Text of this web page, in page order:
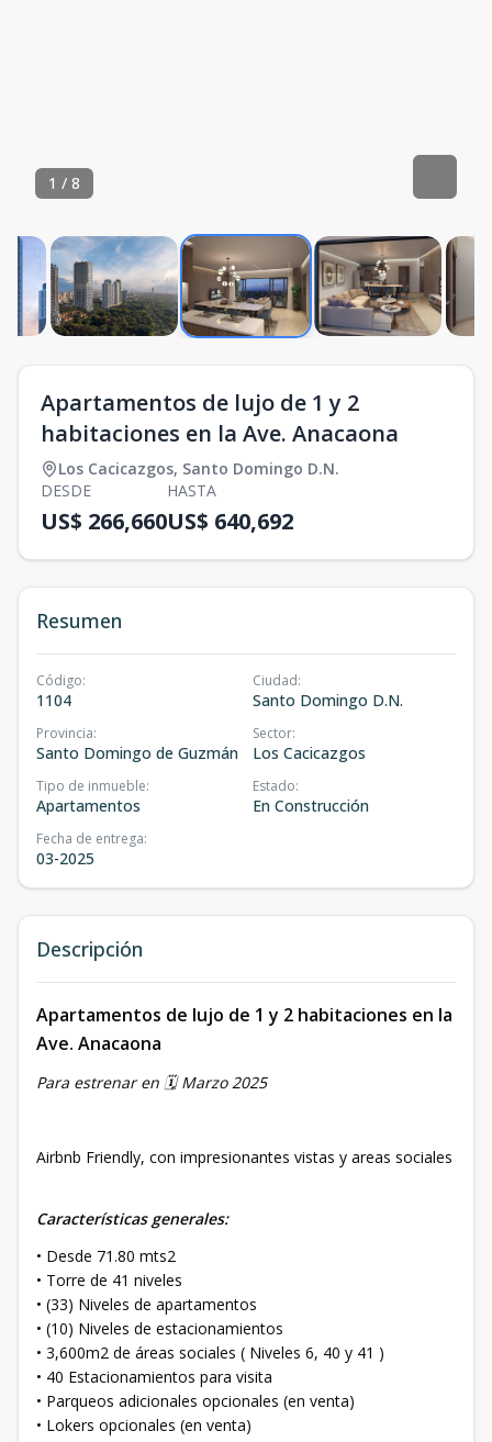
1 / 8
Apartamentos de lujo de 1 y 2
habitaciones en la Ave. Anacaona
Los Cacicazgos, Santo Domingo D.N.
DESDE
US$ 266,660
HASTA
US$ 640,692
Resumen
Código:
1104
Ciudad:
Santo Domingo D.N.
Provincia:
Santo Domingo de Guzmán
Sector:
Los Cacicazgos
Tipo de inmueble:
Apartamentos
Estado:
En Construcción
Fecha de entrega:
03-2025
Descripción
Apartamentos de lujo de 1 y 2 habitaciones en la
Ave. Anacaona
Para estrenar en 🗓️ Marzo 2025
Airbnb Friendly, con impresionantes vistas y areas sociales
Características generales:
• Desde 71.80 mts2
• Torre de 41 niveles
• (33) Niveles de apartamentos
• (10) Niveles de estacionamientos
• 3,600m2 de áreas sociales ( Niveles 6, 40 y 41 )
• 40 Estacionamientos para visita
• Parqueos adicionales opcionales (en venta)
• Lokers opcionales (en venta)